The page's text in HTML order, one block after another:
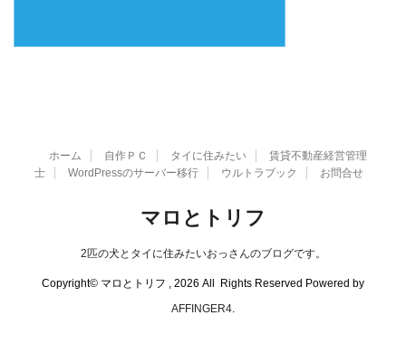
ホーム 自作ＰＣ タイに住みたい
賃貸不動産経営管理
士
WordPressのサーバー移行 ウルトラブック お問合せ
マロとトリフ
2匹の犬とタイに住みたいおっさんのブログです。
Copyright© マロとトリフ , 2026 All Rights Reserved Powered by
AFFINGER4.